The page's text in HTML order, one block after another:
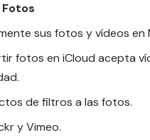
Fotos
sus fotos y vídeos en
fotos en iCloud acepta
de filtros a las fotos.
y Vimeo.